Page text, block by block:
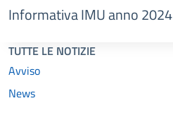
Informativa IMU anno 2024
TUTTE LE NOTIZIE
Avviso
News